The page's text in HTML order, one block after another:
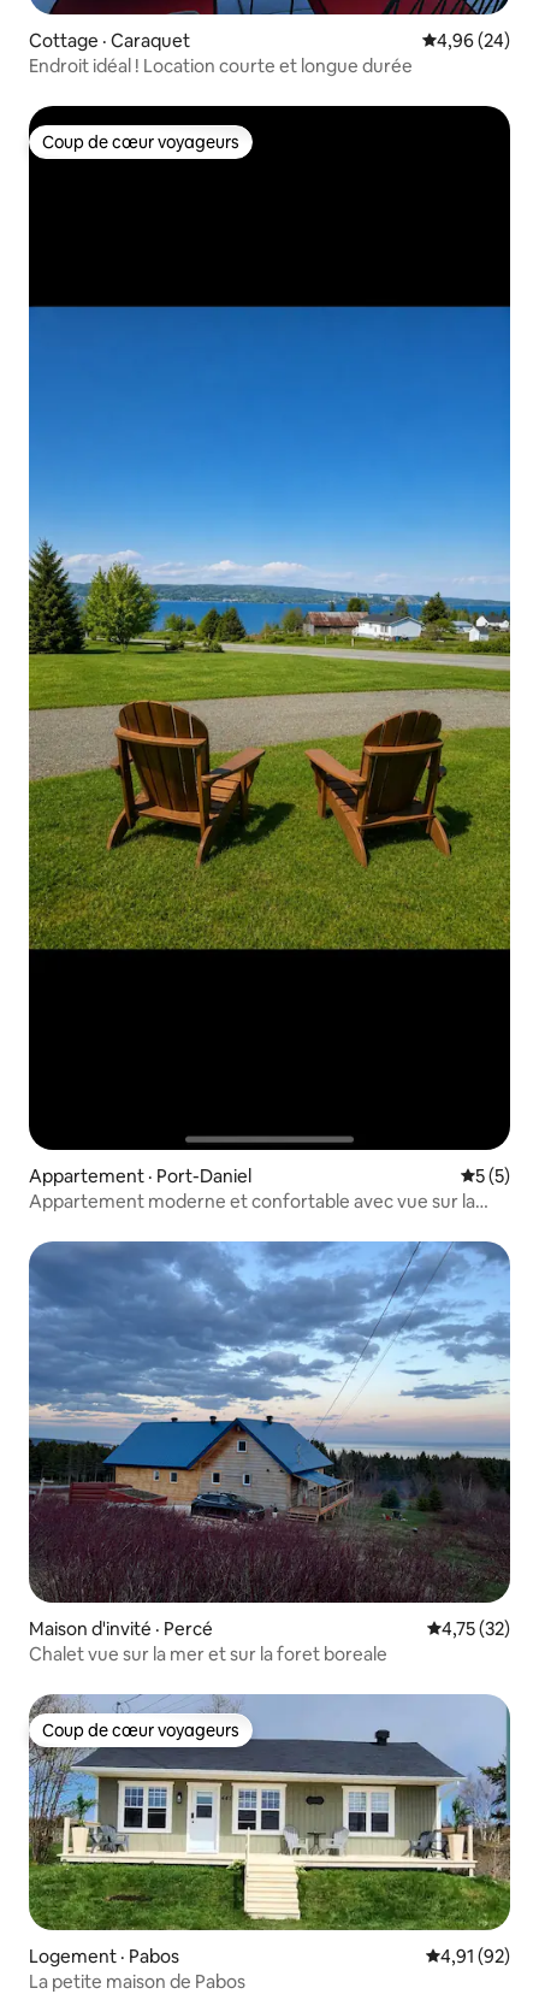
Cottage · Caraquet Note
4,96 (24)
Endroit idéal ! Location courte et longue durée
Coup de cœur voyageurs
Coup de cœur voyageurs
Appartement · Port-Daniel Note
5 (5)
Appartement moderne et confortable avec vue sur la
Maison d'invité · Percé Note
4,75 (32)
Chalet vue sur la mer et sur la foret boreale
Coup de cœur voyageurs
Coup de cœur voyageurs
Logement · Pabos Note
4,91 (92)
La petite maison de Pabos